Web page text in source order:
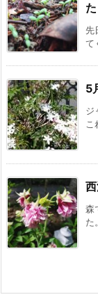
先
て
5
ジ
こ
森
た